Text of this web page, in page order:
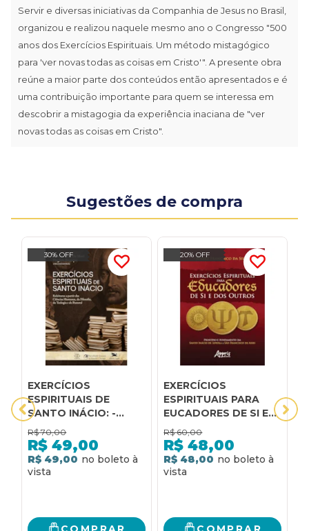
Servir e diversas iniciativas da Companhia de Jesus no Brasil,
organizou e realizou naquele mesmo ano o Congresso "500
anos dos Exercícios Espirituais. Um método mistagógico
para 'ver novas todas as coisas em Cristo'". A presente obra
reúne a maior parte dos conteúdos então apresentados e é
uma contribuição importante para quem se interessa em
descobrir a mistagogia da experiência inaciana de "ver
novas todas as coisas em Cristo".
Sugestões de compra
30% OFF
EXERCÍCIOS
ESPIRITUAIS DE
SANTO INÁCIO: -
RELEITURAS A PARTIR
DAS CIÊNCIAS
HUMANAS, DA
FILOSOFIA, DA
R$ 70,00
R$ 49,00
R$ 49,00
20% OFF
EXERCÍCIOS
ESPIRITUAIS PARA
EUCADORES DE SI E
DOS OUTROS:
PRINCÍPIO E
FUNDAMENTO EM
SANTO INÁCIO DE
R$ 60,00
R$ 48,00
R$ 48,00